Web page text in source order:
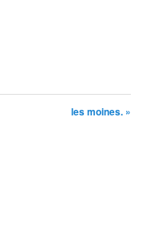
les moines. »